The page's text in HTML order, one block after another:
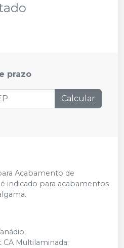
prazo
Calcular
Acabamento de
indicado para acabamentos
Multilaminada;